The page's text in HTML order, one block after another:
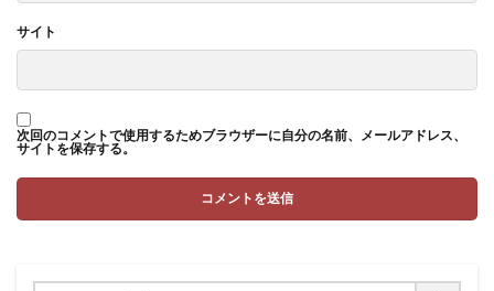
サイト
次回のコメントで使用するためブラウザーに自分の名前、メールアドレス、
サイトを保存する。